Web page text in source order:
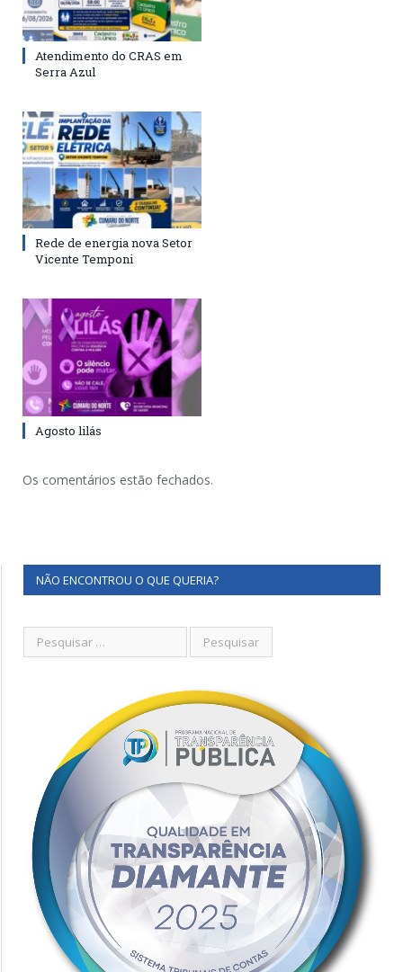
Atendimento do CRAS em
Serra Azul
Rede de energia nova Setor
Vicente Temponi
Agosto lilás
Os comentários estão fechados.
NÃO ENCONTROU O QUE QUERIA?